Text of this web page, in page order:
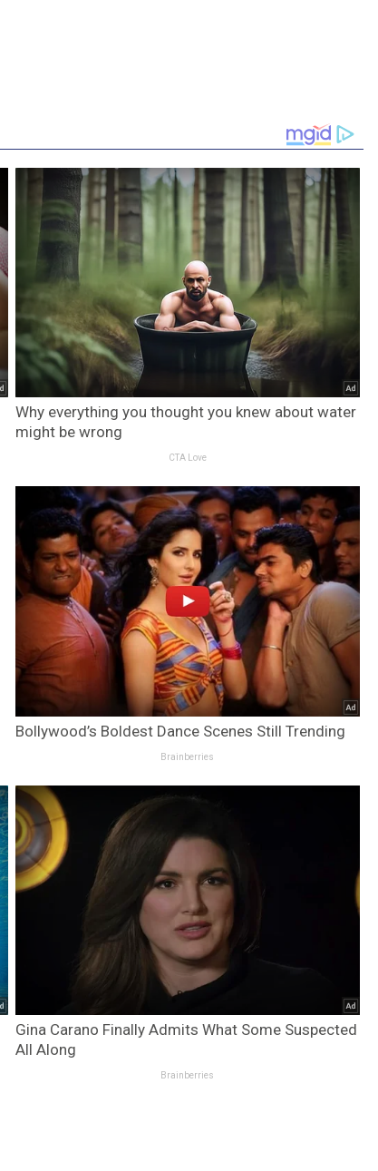
Why everything you thought you knew about water
might be wrong
CTA Love
Bollywood’s Boldest Dance Scenes Still Trending
Brainberries
Gina Carano Finally Admits What Some Suspected
All Along
Brainberries